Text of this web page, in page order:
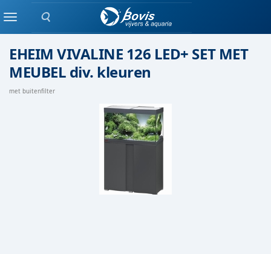
Zoeken
MenuEheim
EHEIM VIVALINE 126 LED+ SET MET
MEUBEL div. kleuren
met buitenfilter